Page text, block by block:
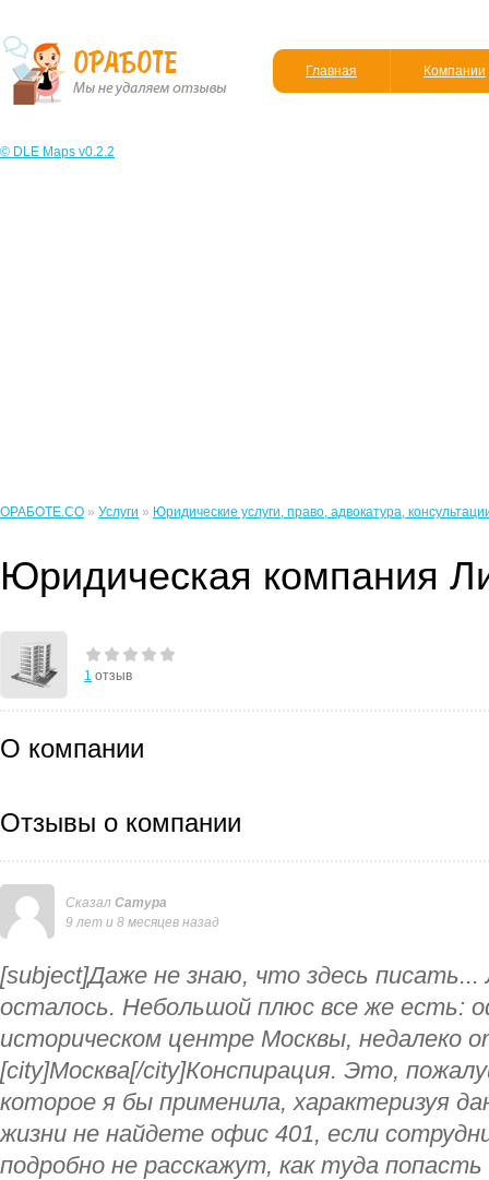
Главная Компании
© DLE Maps v0.2.2
ОРАБОТЕ.CO » Услуги » Юридические услуги, право, адвокатура,
Юридическая компания
1 отзыв
О компании
Отзывы о компании
Сказал Сатура
9 лет и 8 месяцев назад
[subject]Даже не знаю, что здесь писать...
осталось. Небольшой плюс все же есть:
историческом центре Москвы, недалеко
[city]Москва[/city]Конспирация. Это,
которое я бы применила, характеризуя
жизни не найдете офис 401, если
подробно не расскажут, как туда